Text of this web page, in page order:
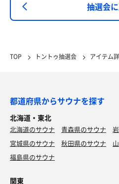
抽選会
TOP トントゥ抽選会 アイテム
都道府県からサウナを探す
北海道・東北
北海道のサウナ 青森県のサウナ
宮城県のサウナ
秋田県のサウナ
福島県のサウナ
関東